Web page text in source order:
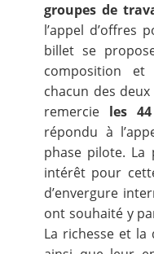
groupes de
l’appel d’offres
billet se
composition
chacun des deux
remercie les
répondu à
phase pilote.
intérêt pour
d’envergure
ont souhaité y
La richesse et la